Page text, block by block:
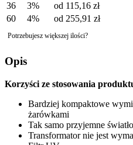
36
3% od 115,16 zł
60
4% od 255,91 zł
Potrzebujesz większej ilości?
Opis
Korzyści ze stosowania
Bardziej kompaktowe
żarówkami
Tak samo przyjemne
Transformator nie jest